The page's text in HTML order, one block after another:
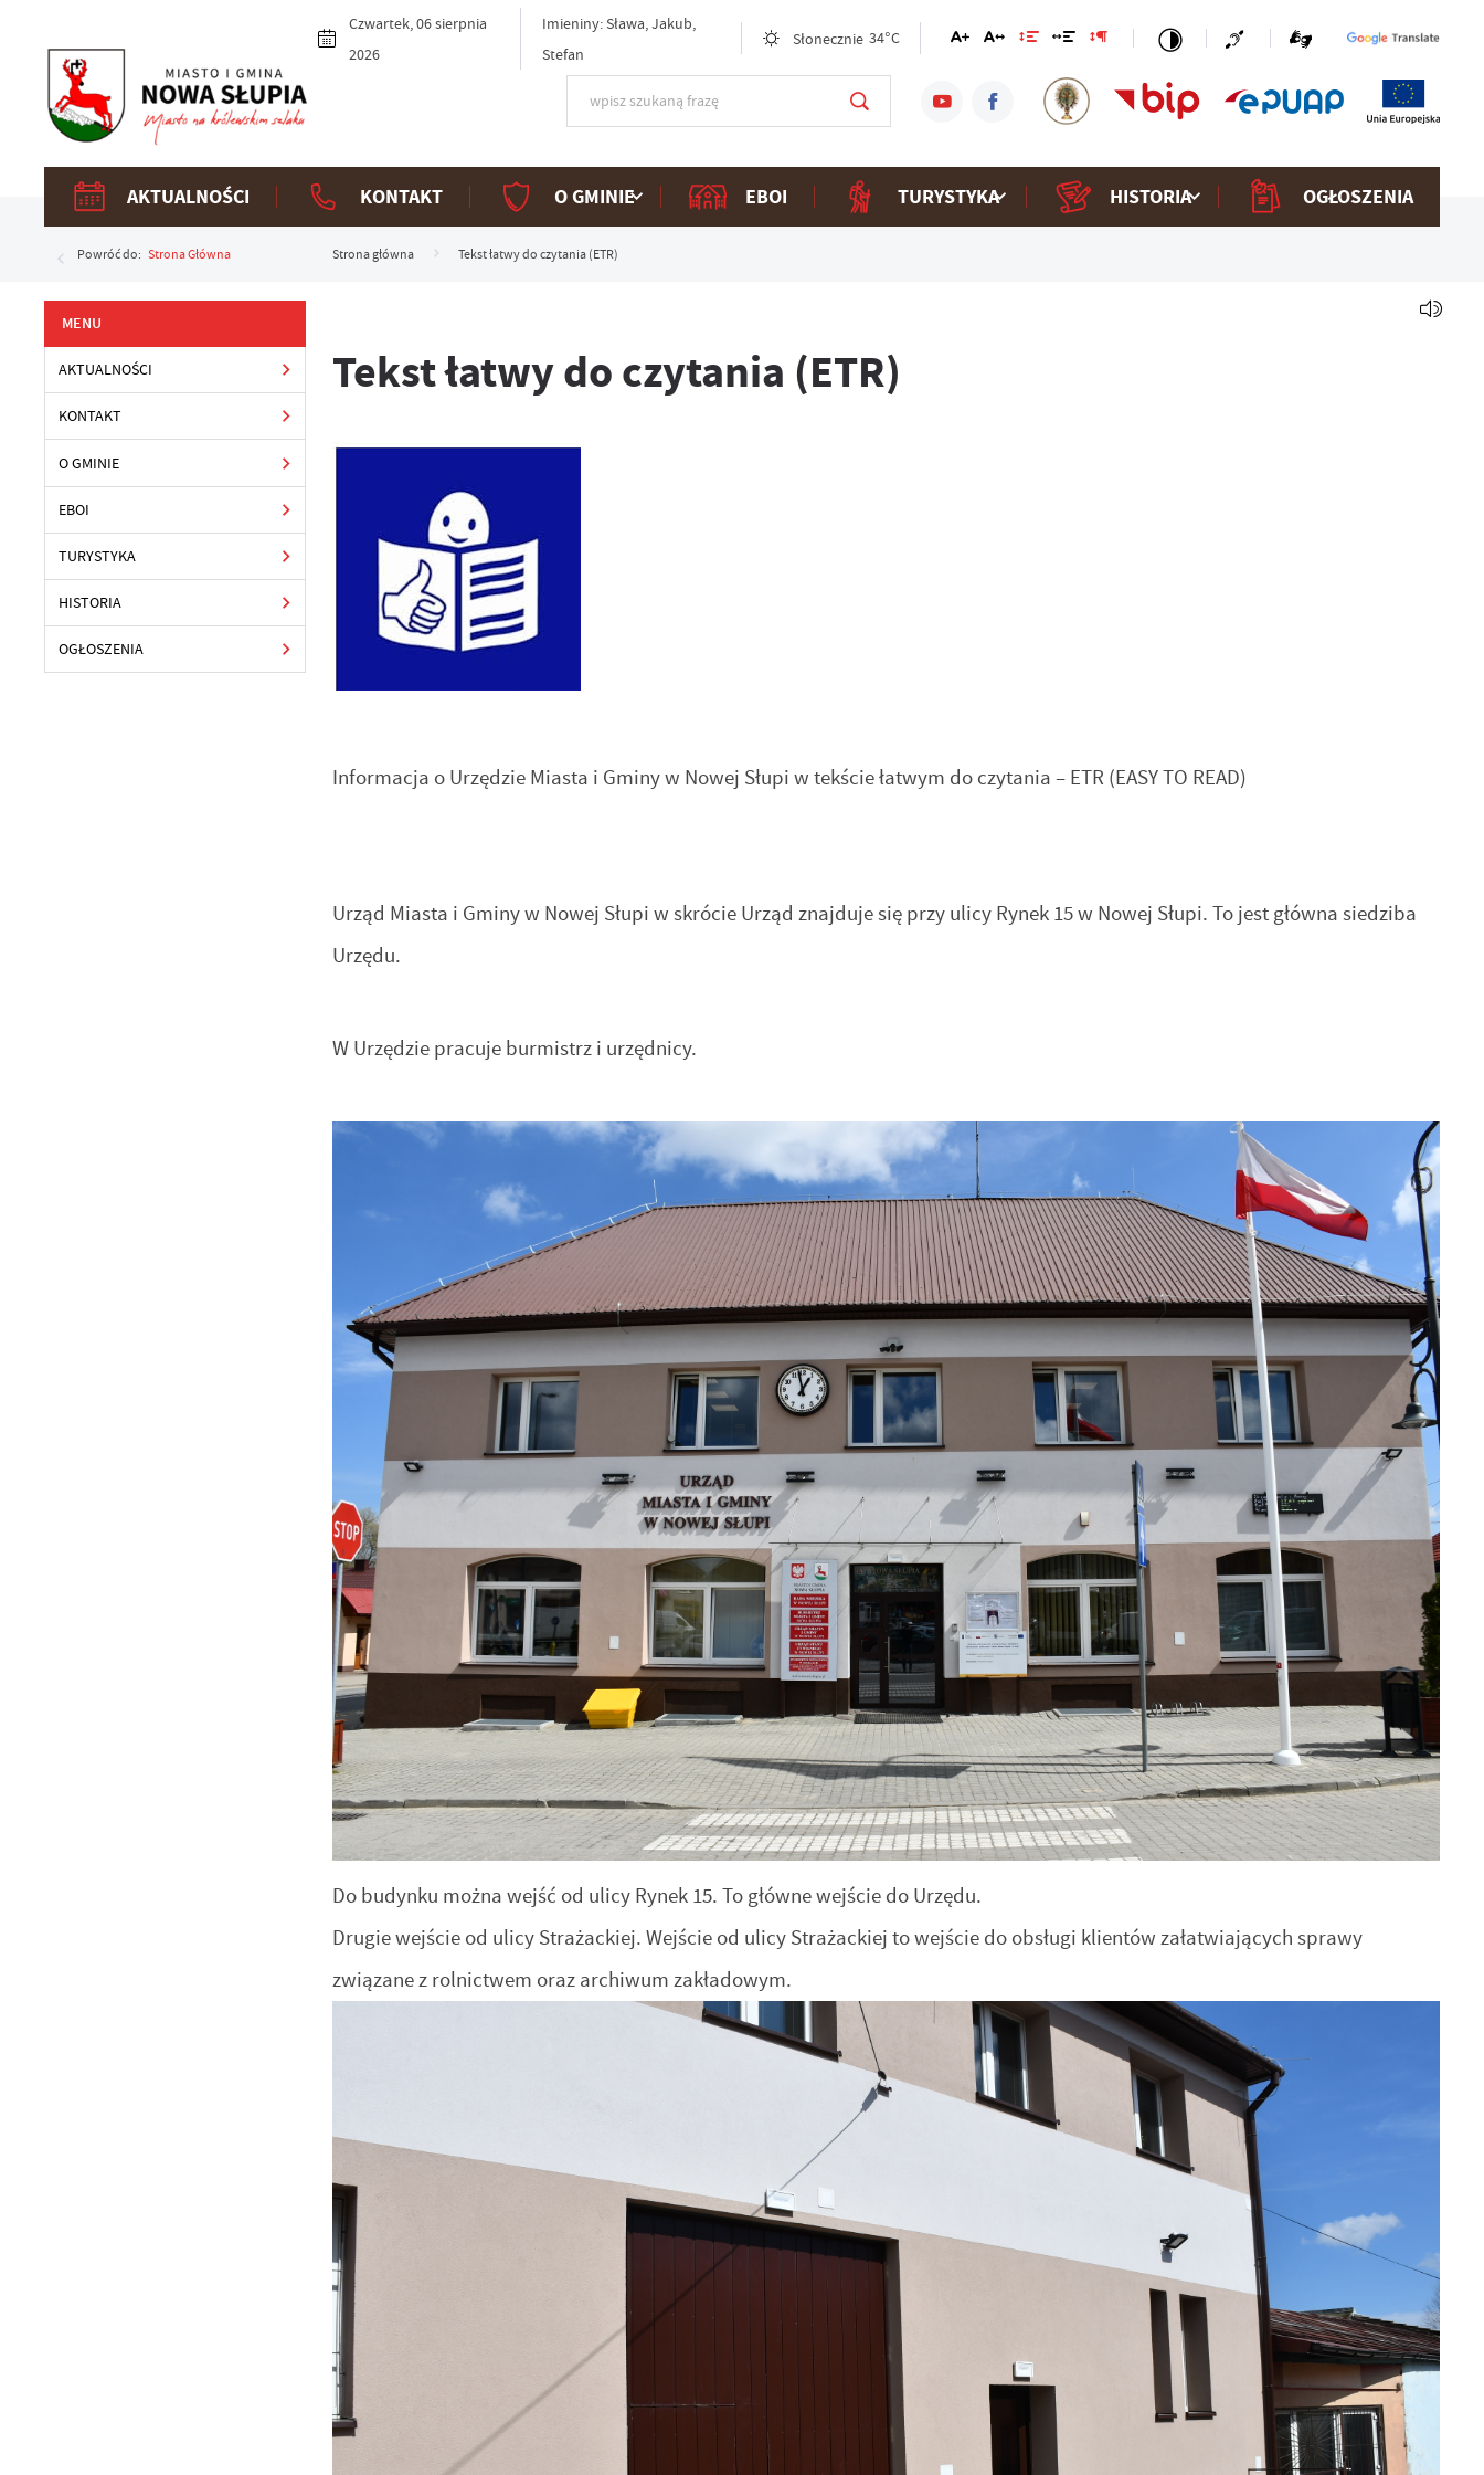
Czwartek, 06 sierpnia
2026
Imieniny: Sława, Jakub,
Stefan
Słonecznie 34°C
AKTUALNOŚCI KONTAKT O GMINIE EBOI TURYSTYKA HISTORIA OGŁOSZENIA
Powróć do: Strona Główna Strona główna Tekst łatwy do czytania (ETR)
AKTUALNOŚCI
KONTAKT
O GMINIE
EBOI
TURYSTYKA
HISTORIA
OGŁOSZENIA
Tekst łatwy do czytania (ETR)
Informacja o Urzędzie Miasta i Gminy w Nowej Słupi w tekście łatwym do czytania – ETR (EASY TO READ)
Urząd Miasta i Gminy w Nowej Słupi w skrócie Urząd znajduje się przy ulicy Rynek 15 w Nowej Słupi. To jest główna siedziba
Urzędu.
W Urzędzie pracuje burmistrz i urzędnicy.
Do budynku można wejść od ulicy Rynek 15. To główne wejście do Urzędu.
Drugie wejście od ulicy Strażackiej. Wejście od ulicy Strażackiej to wejście do obsługi klientów załatwiających sprawy
związane z rolnictwem oraz archiwum zakładowym.
Ustawienia
Szanujemy Twoją prywatność. Możesz zmienić ustawienia cookies lub
zaakceptować je wszystkie. W dowolnym momencie możesz dokonać zmiany
swoich ustawień.